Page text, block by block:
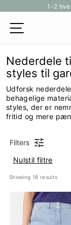
til
indhold
1-2
SITE
Nederdele
styles til
Udforsk
behagelige
styles, der er
fritid og mere
Filters
Nulstil filtre
Showing 16 results